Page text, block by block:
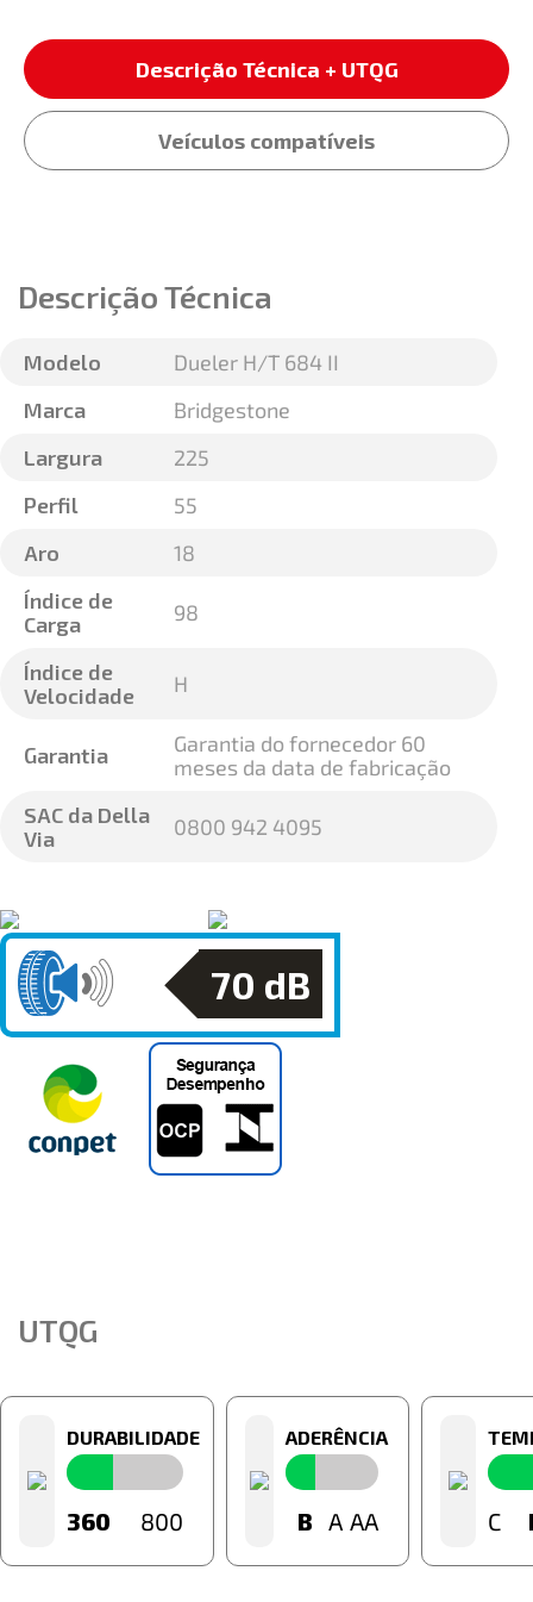
Descrição Técnica + UTQG
Veículos compatíveis
Descrição Técnica
Modelo
Dueler H/T 684 II
Marca
Bridgestone
Largura
225
Perfil
55
Aro
18
Índice de
Carga
98
Índice de
Velocidade
H
Garantia
Garantia do fornecedor 60
meses da data de fabricação
SAC da Della
Via
0800 942 4095
70 dB
UTQG
DURABILIDADE
360
60 800
ADERÊNCIA
B
C B A AA C